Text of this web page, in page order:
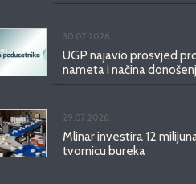
30.07.2026.
UGP najavio prosvjed
nameta i načina
29.07.2026.
Mlinar investira 12
tvornicu bureka